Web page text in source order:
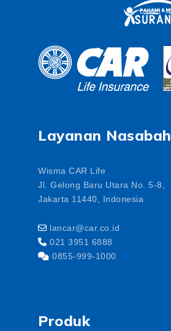
Layanan Nasabah
Wisma CAR Life
Jl. Gelong Baru Utara No. 5-8,
Jakarta 11440, Indonesia
lancar@car.co.id
021 3951 6888
0855-999-1000
Produk